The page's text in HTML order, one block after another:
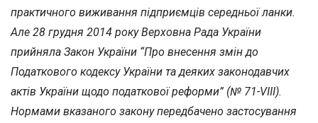
практичного виживання підприємців середньої ланки.
Але 28 грудня 2014 року Верховна Рада України
прийняла Закон України “Про внесення змін до
Податкового кодексу України та деяких законодавчих
актів України щодо податкової реформи” (№ 71-VIII).
Нормами вказаного закону передбачено застосування